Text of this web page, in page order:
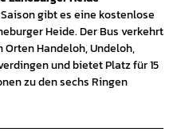
gibt es eine kostenlose
Heide. Der Bus verkehrt
Handeloh, Undeloh,
und bietet Platz für 15
zu den sechs Ringen